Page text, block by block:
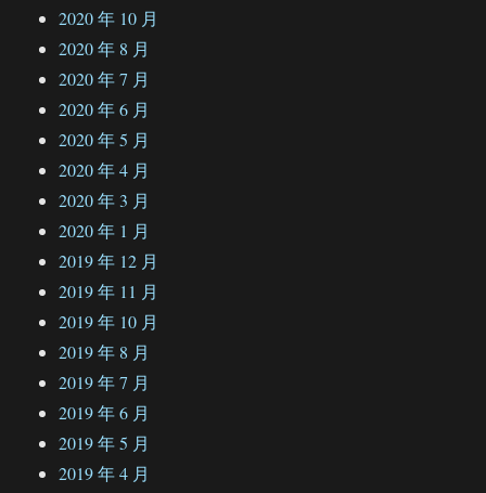
2020 年 10 月
2020 年 8 月
2020 年 7 月
2020 年 6 月
2020 年 5 月
2020 年 4 月
2020 年 3 月
2020 年 1 月
2019 年 12 月
2019 年 11 月
2019 年 10 月
2019 年 8 月
2019 年 7 月
2019 年 6 月
2019 年 5 月
2019 年 4 月